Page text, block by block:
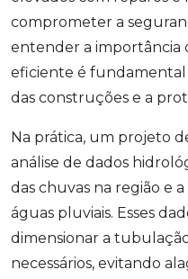
comprometer a
entender a importância
eficiente é
das construções e a
Na prática, um projeto
análise de dados
das chuvas na região e
águas pluviais. Esses
dimensionar a
necessários, evitando